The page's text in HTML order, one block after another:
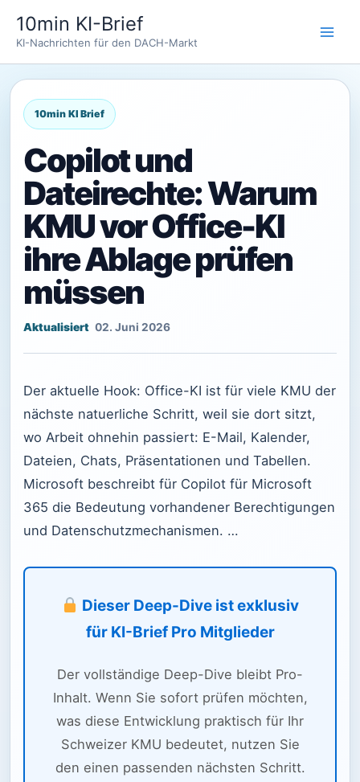
Inhalt
springen
10min KI-Brief
KI-Nachrichten für den DACH-Markt
Copilot und
Dateirechte: Warum
KMU vor Office-KI
ihre Ablage prüfen
müssen
02. Juni 2026
Der aktuelle Hook: Office-KI ist für viele KMU der
nächste natuerliche Schritt, weil sie dort sitzt,
wo Arbeit ohnehin passiert: E-Mail, Kalender,
Dateien, Chats, Präsentationen und Tabellen.
Microsoft beschreibt für Copilot für Microsoft
365 die Bedeutung vorhandener Berechtigungen
und Datenschutzmechanismen. …
Dieser Deep-Dive ist exklusiv
für KI-Brief Pro Mitglieder
Der vollständige Deep-Dive bleibt Pro-
Inhalt. Wenn Sie sofort prüfen möchten,
was diese Entwicklung praktisch für Ihr
Schweizer KMU bedeutet, nutzen Sie
den einen passenden nächsten Schritt.